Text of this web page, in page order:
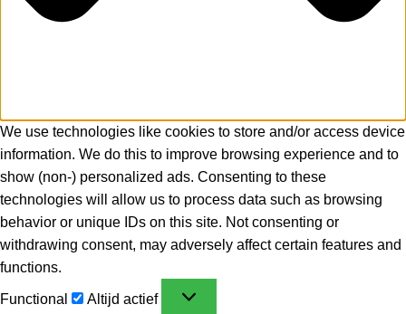
We use technologies like cookies to store and/or access device
information. We do this to improve browsing experience and to
show (non-) personalized ads. Consenting to these
technologies will allow us to process data such as browsing
behavior or unique IDs on this site. Not consenting or
withdrawing consent, may adversely affect certain features and
functions.
Functional Altijd actief